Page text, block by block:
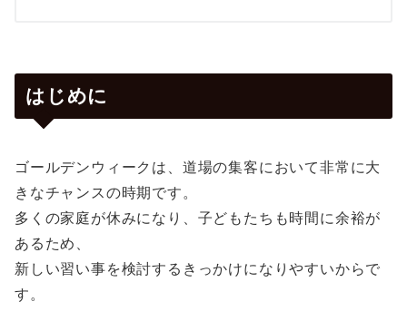
はじめに
ゴールデンウィークは、道場の集客において非常に大
きなチャンスの時期です。
多くの家庭が休みになり、子どもたちも時間に余裕が
あるため、
新しい習い事を検討するきっかけになりやすいからで
す。